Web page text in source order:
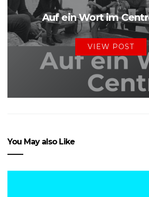
Auf ein Wort im
VIEW POST
You May also Like